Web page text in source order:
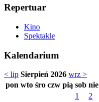
Repertuar
Kino
Spektakle
Kalendarium
< lip Sierpień 2026 wrz >
pon wto śro czw pią sob nie
1
2